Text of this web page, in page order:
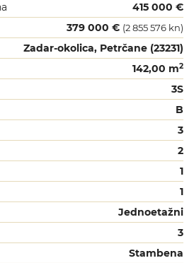
415 000 €
379 000 € (2 855 576 kn)
Zadar-okolica, Petrčane (23231)
142,00 m2
3S
B
3
2
1
1
Jednoetažni
3
Stambena